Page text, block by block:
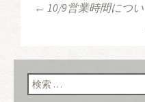
投稿ナ
ン
← 10/9営業時間につ
検索: